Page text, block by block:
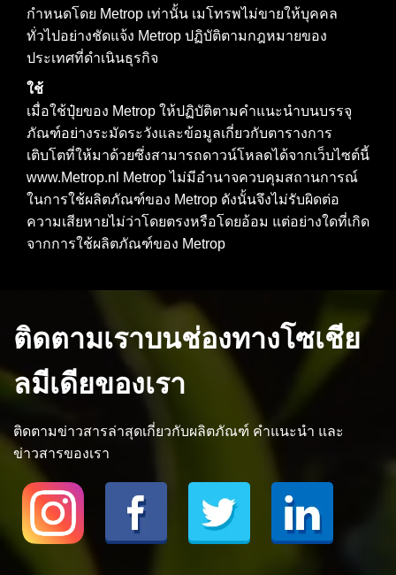
กำหนดโดย Metrop เท่านั้น เมโทรพไม่ขายให้บุคคล
ทั่วไปอย่างชัดแจ้ง Metrop ปฏิบัติตามกฎหมายของ
ประเทศที่ดำเนินธุรกิจ
ใช้
เมื่อใช้ปุ๋ยของ Metrop ให้ปฏิบัติตามคำแนะนำบนบรรจุ
ภัณฑ์อย่างระมัดระวังและข้อมูลเกี่ยวกับตารางการ
เติบโตที่ให้มาด้วยซึ่งสามารถดาวน์โหลดได้จากเว็บไซต์นี้
www.Metrop.nl Metrop ไม่มีอำนาจควบคุมสถานการณ์
ในการใช้ผลิตภัณฑ์ของ Metrop ดังนั้นจึงไม่รับผิดต่อ
ความเสียหายไม่ว่าโดยตรงหรือโดยอ้อม แต่อย่างใดที่เกิด
จากการใช้ผลิตภัณฑ์ของ Metrop
ติดตามเราบนช่องทางโซเชีย
ลมีเดียของเรา
ติดตามข่าวสารล่าสุดเกี่ยวกับผลิตภัณฑ์ คำแนะนำ และ
ข่าวสารของเรา